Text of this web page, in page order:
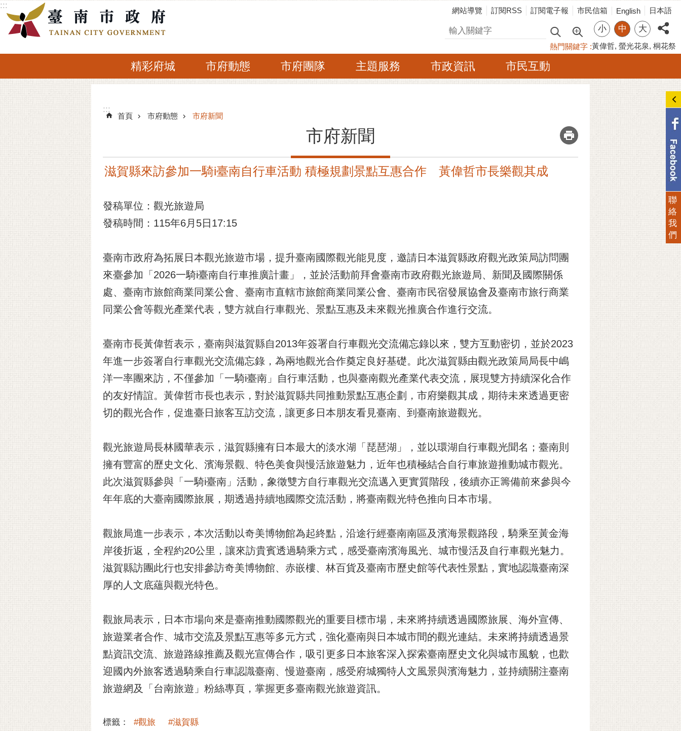
跳到主要內容區塊
:::
網站導覽 訂閱RSS 訂閱電子報 市民信箱 English 日本語
搜尋 小 中 大
熱門關鍵字 黃偉哲 螢光花泉 桐花祭
精彩府城 市府動態 市府團隊 主題服務 市政資訊 市民互動
:::
:::
首頁 市府動態 市府新聞
市府新聞 _
滋賀縣來訪參加一騎i臺南自行車活動 積極規劃景點互惠合作 黃偉哲市長樂觀其成
發稿單位：觀光旅遊局
發稿時間：115年6月5日17:15
臺南市政府為拓展日本觀光旅遊市場，提升臺南國際觀光能見度，邀請日本滋賀縣政府觀光政策局訪問團
來臺參加「2026一騎i臺南自行車推廣計畫」，並於活動前拜會臺南市政府觀光旅遊局、新聞及國際關係
處、臺南市旅館商業同業公會、臺南市直轄市旅館商業同業公會、臺南市民宿發展協會及臺南市旅行商業
同業公會等觀光產業代表，雙方就自行車觀光、景點互惠及未來觀光推廣合作進行交流。
臺南市長黃偉哲表示，臺南與滋賀縣自2013年簽署自行車觀光交流備忘錄以來，雙方互動密切，並於2023
年進一步簽署自行車觀光交流備忘錄，為兩地觀光合作奠定良好基礎。此次滋賀縣由觀光政策局局長中嶋
洋一率團來訪，不僅參加「一騎i臺南」自行車活動，也與臺南觀光產業代表交流，展現雙方持續深化合作
的友好情誼。黃偉哲市長也表示，對於滋賀縣共同推動景點互惠企劃，市府樂觀其成，期待未來透過更密
切的觀光合作，促進臺日旅客互訪交流，讓更多日本朋友看見臺南、到臺南旅遊觀光。
觀光旅遊局長林國華表示，滋賀縣擁有日本最大的淡水湖「琵琶湖」，並以環湖自行車觀光聞名；臺南則
擁有豐富的歷史文化、濱海景觀、特色美食與慢活旅遊魅力，近年也積極結合自行車旅遊推動城市觀光。
此次滋賀縣參與「一騎i臺南」活動，象徵雙方自行車觀光交流邁入更實質階段，後續亦正籌備前來參與今
年年底的大臺南國際旅展，期透過持續地國際交流活動，將臺南觀光特色推向日本市場。
觀旅局進一步表示，本次活動以奇美博物館為起終點，沿途行經臺南南區及濱海景觀路段，騎乘至黃金海
岸後折返，全程約20公里，讓來訪貴賓透過騎乘方式，感受臺南濱海風光、城市慢活及自行車觀光魅力。
滋賀縣訪團此行也安排參訪奇美博物館、赤嵌樓、林百貨及臺南市歷史館等代表性景點，實地認識臺南深
厚的人文底蘊與觀光特色。
觀旅局表示，日本市場向來是臺南推動國際觀光的重要目標市場，未來將持續透過國際旅展、海外宣傳、
旅遊業者合作、城市交流及景點互惠等多元方式，強化臺南與日本城市間的觀光連結。未來將持續透過景
點資訊交流、旅遊路線推薦及觀光宣傳合作，吸引更多日本旅客深入探索臺南歷史文化與城市風貌，也歡
迎國內外旅客透過騎乘自行車認識臺南、慢遊臺南，感受府城獨特人文風景與濱海魅力，並持續關注臺南
旅遊網及「台南旅遊」粉絲專頁，掌握更多臺南觀光旅遊資訊。
標籤： #觀旅 #滋賀縣
聯
絡
我
們